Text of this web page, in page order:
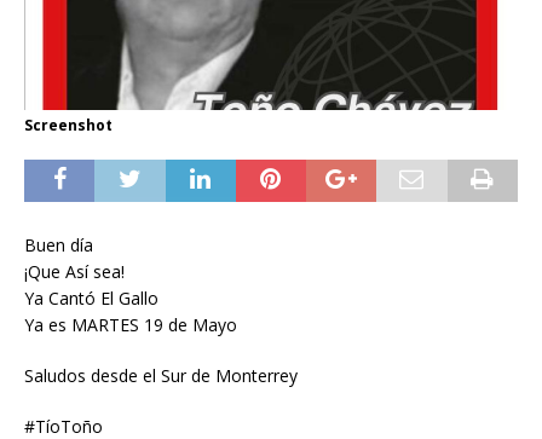
Screenshot
Buen día
¡Que Así sea!
Ya Cantó El Gallo
Ya es MARTES 19 de Mayo
Saludos desde el Sur de Monterrey
#TíoToño